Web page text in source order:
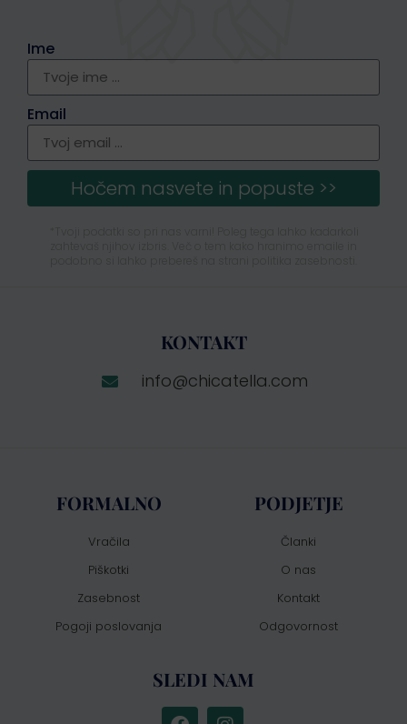
Ime
Email
Hočem nasvete in popuste >>
KONTAKT
info@chicatella.com
FORMALNO
Vračila
Piškotki
Zasebnost
Pogoji poslovanja
SLEDI NAM
PODJETJE
Članki
O nas
Kontakt
Odgovornost